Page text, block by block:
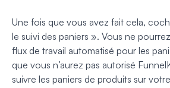
Une fois que vous avez fait cela,
le suivi des paniers ». Vous ne
flux de travail automatisé pour les
que vous n’aurez pas autorisé
suivre les paniers de produits sur